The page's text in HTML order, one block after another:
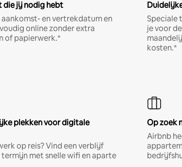
die jij nodig hebt
aankomst- en vertrekdatum en
online zonder extra
of papierwerk.*
Speciale
je voor
kosten.*
plekken voor digitale
op reis? Vind een verblijf
met snelle wifi en aparte
Op zoek
Airbnb